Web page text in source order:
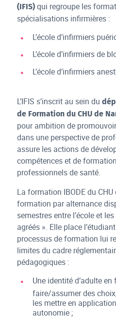
(IFIS) qui regroupe les
spécialisations infirmières :
L’école d’infirmiers
L’école d’infirmiers de
L’école d’infirmiers
L’IFIS s’inscrit au sein du
de Formation du CHU de
pour ambition de
dans une perspective de
assure les actions de
compétences et de
professionnels de santé.
La formation IBODE du
formation par alternance
semestres entre l’école et
agréés ». Elle place
processus de formation lui
limites du cadre
pédagogiques :
Une identité d’adulte
faire/assumer des
les mettre en
autonomie ;